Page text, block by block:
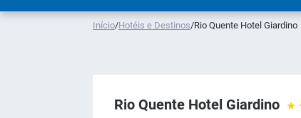
Início/Hotéis e Destinos/Rio Quente Hotel Giardino
Rio Quente Hotel Giardino